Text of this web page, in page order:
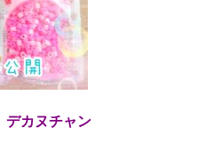
デカヌチャン